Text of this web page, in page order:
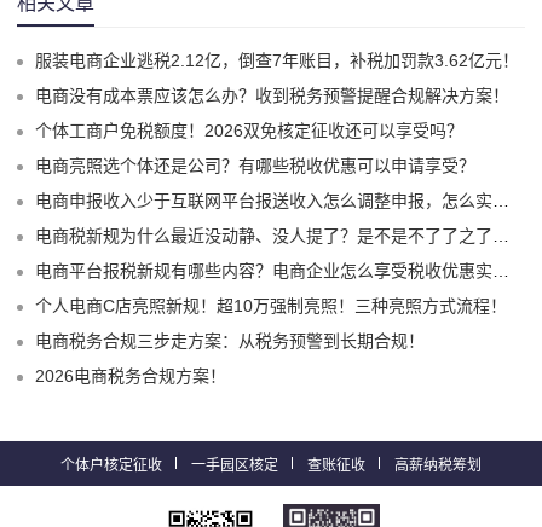
服装电商企业逃税2.12亿，倒查7年账目，补税加罚款3.62亿元！
电商没有成本票应该怎么办？收到税务预警提醒合规解决方案！
个体工商户免税额度！2026双免核定征收还可以享受吗？
电商亮照选个体还是公司？有哪些税收优惠可以申请享受？
电商申报收入少于互联网平台报送收入怎么调整申报，怎么实现合规申报享受税收优惠！
电商税新规为什么最近没动静、没人提了？是不是不了了之了嘛？
电商平台报税新规有哪些内容？电商企业怎么享受税收优惠实现税务合规？
个人电商C店亮照新规！超10万强制亮照！三种亮照方式流程！
电商税务合规三步走方案：从税务预警到长期合规！
2026电商税务合规方案！
个体户核定征收 一手园区核定 查账征收 高薪纳税筹划